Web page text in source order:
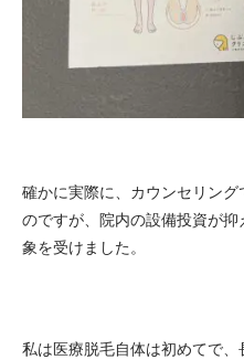
確かに実際に、カウンセリン
のですが、院内の設備投資が
象を受けました。
私は医療脱毛自体は初めてで